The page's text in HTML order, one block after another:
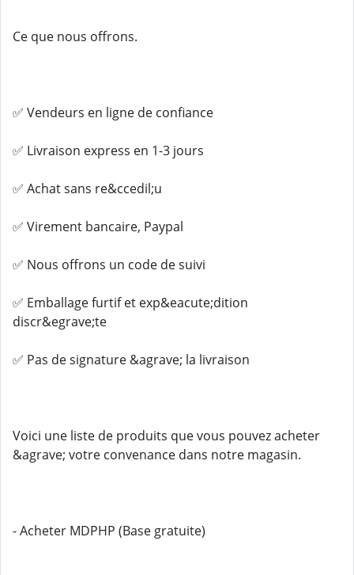
Ce que nous offrons.
✅ Vendeurs en ligne de confiance
✅ Livraison express en 1-3 jours
✅ Achat sans re&ccedil;u
✅ Virement bancaire, Paypal
✅ Nous offrons un code de suivi
✅ Emballage furtif et exp&eacute;dition
discr&egrave;te
✅ Pas de signature &agrave; la livraison
Voici une liste de produits que vous pouvez acheter
&agrave; votre convenance dans notre magasin.
- Acheter MDPHP (Base gratuite)